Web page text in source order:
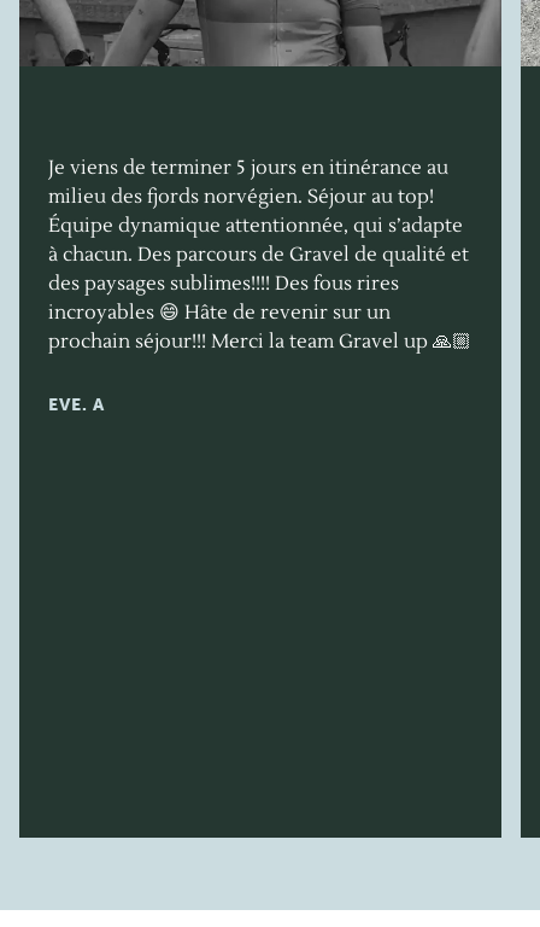
Je viens de terminer 5 jours en itinérance au
milieu des fjords norvégien. Séjour au top!
Équipe dynamique attentionnée, qui s’adapte
à chacun. Des parcours de Gravel de qualité et
des paysages sublimes!!!! Des fous rires
incroyables 😄 Hâte de revenir sur un
prochain séjour!!! Merci la team Gravel up 🙏🏼
EVE. A